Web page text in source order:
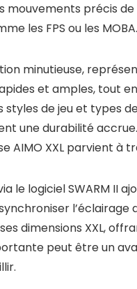
mouvements précis
les FPS ou les MOBA.
minutieuse,
et amples, tout
de jeu et types
une durabilité
AIMO XXL parvient à
le logiciel SWARM
dimensions XXL,
peut être un